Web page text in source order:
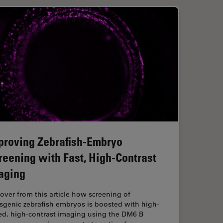
Zebrafish-Embryo
with Fast, High-Contrast
from this article how screening of
zebrafish embryos is boosted with high-
high-contrast imaging using the DM6 B